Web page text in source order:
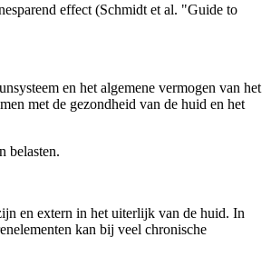
effect (Schmidt et al. "Guide to
en het algemene vermogen van het
met de gezondheid van de huid en het
belasten.
en extern in het uiterlijk van de huid. In
kan bij veel chronische